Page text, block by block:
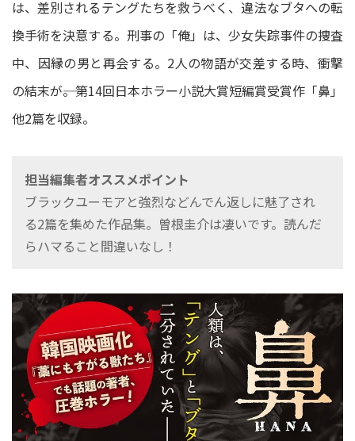
は、差別されるテングたちを救うべく、違法なブタへの転
換手術を決意する。刑事の「俺」は、少女失踪事件の捜査
中、因縁の男と再会する。2人の物語が交差する時、衝撃
の結末が――。第14回日本ホラー小説大賞短編賞受賞作「鼻」
他2篇を収録。
担当編集者オススメポイント
ブラックユーモアと強烈などんでん返しに魅了され
る2篇を集めた作品集。曽根圭介は凄いです。読んだ
らハマること間違いなし！